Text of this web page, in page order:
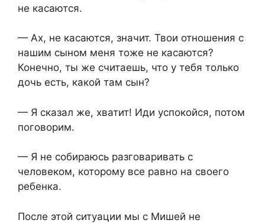
не касаются.
— Ах, не касаются, значит. Твои отношения с
нашим сыном меня тоже не касаются?
Конечно, ты же считаешь, что у тебя только
дочь есть, какой там сын?
— Я сказал же, хватит! Иди успокойся, потом
поговорим.
— Я не собираюсь разговаривать с
человеком, которому все равно на своего
ребенка.
После этой ситуации мы с Мишей не